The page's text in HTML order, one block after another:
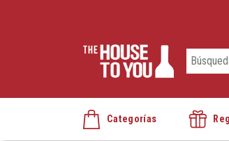
Categorías